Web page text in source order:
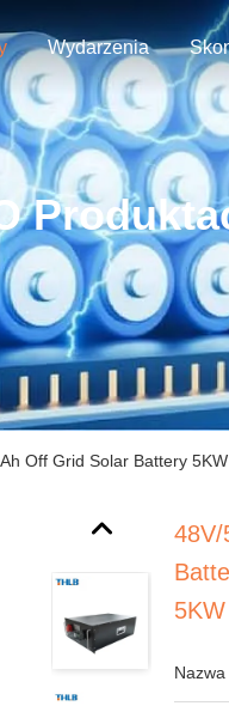
Wydarzenia
Off Grid Solar Battery 5KW
48V/
5KW